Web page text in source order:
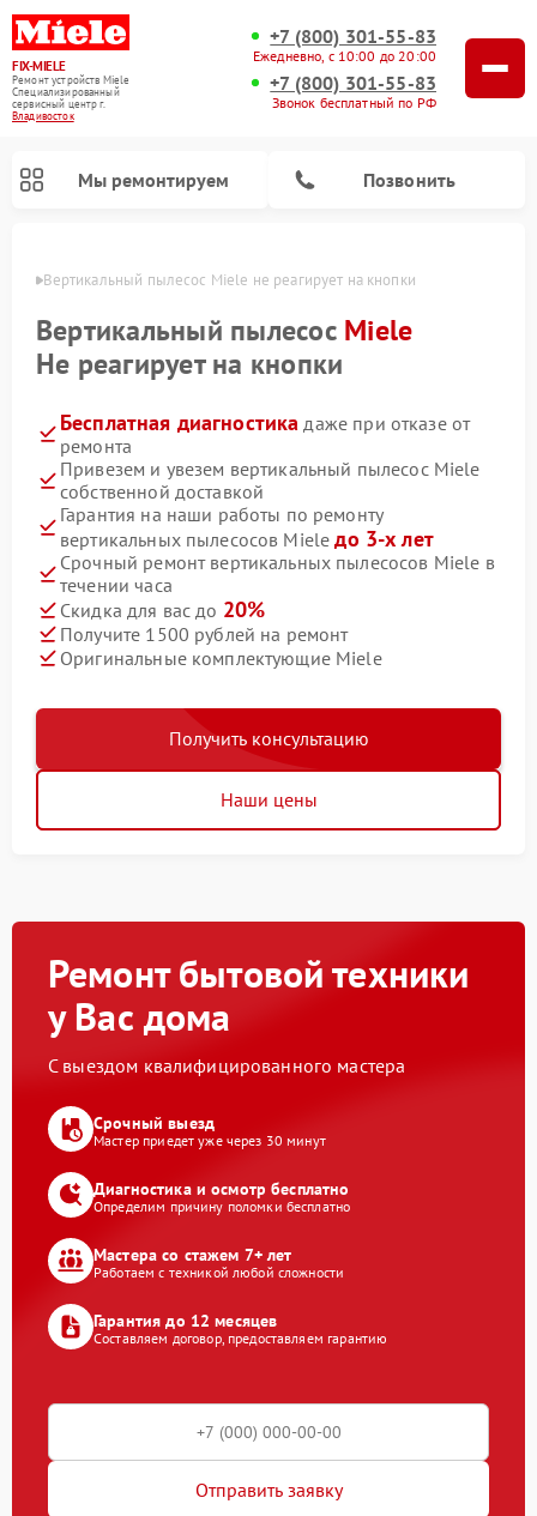
FIX-MIELE
Ремонт устройств Miele
Специализированный
cервисный центр г.
Владивосток
+7 (800) 301-55-83
Ежедневно, с 10:00 до 20:00
+7 (800) 301-55-83
Звонок бесплатный по РФ
Мы ремонтируем Позвонить
Вертикальный пылесос Miele не реагирует на кнопки
Вертикальный пылесос Miele
Не реагирует на кнопки
Бесплатная диагностика даже при отказе от
ремонта
Привезем и увезем вертикальный пылесос Miele
собственной доставкой
Гарантия на наши работы по ремонту
вертикальных пылесосов Mieleдо 3-х лет
Срочный ремонт вертикальных пылесосов Miele в
течении часа
Скидка для вас до 20%
Получите 1500 рублей на ремонт
Оригинальные комплектующие Miele
Получить консультацию
Наши цены
Ремонт бытовой техники
у Вас дома
С выездом квалифицированного мастера
Срочный выезд
Мастер приедет уже через 30 минут
Диагностика и осмотр бесплатно
Определим причину поломки бесплатно
Мастера со стажем 7+ лет
Работаем с техникой любой сложности
Гарантия до 12 месяцев
Составляем договор, предоставляем гарантию
Отправить заявку